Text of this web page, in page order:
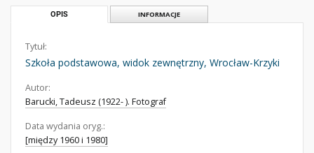
OPIS INFORMACJE
Tytuł:
Szkoła podstawowa, widok zewnętrzny, Wrocław-Krzyki
Autor:
Barucki, Tadeusz (1922- ). Fotograf
Data wydania oryg.:
[między 1960 i 1980]